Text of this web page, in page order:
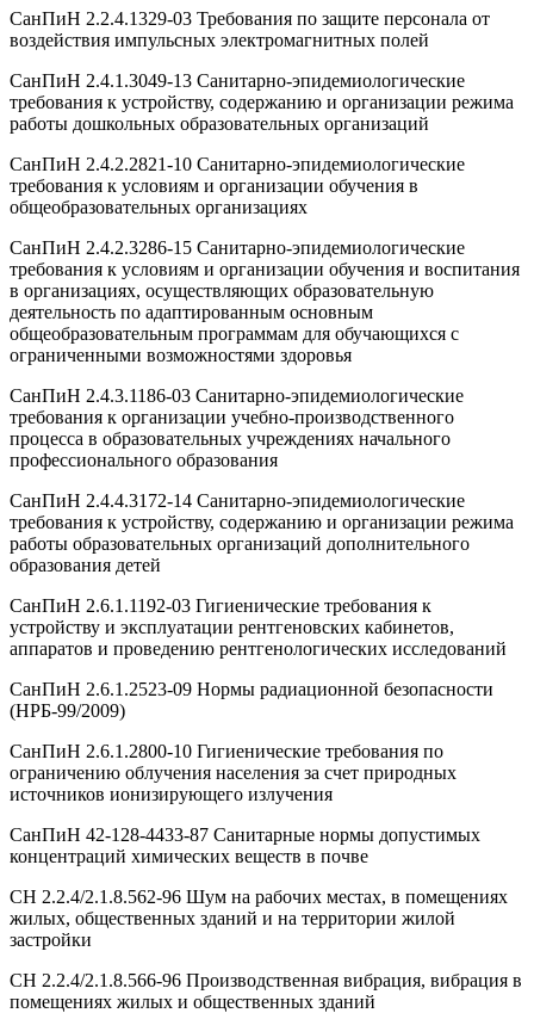
СанПиН 2.2.4.1329-03 Требования по защите персонала от
воздействия импульсных электромагнитных полей
СанПиН 2.4.1.3049-13 Санитарно-эпидемиологические
требования к устройству, содержанию и организации режима
работы дошкольных образовательных организаций
СанПиН 2.4.2.2821-10 Санитарно-эпидемиологические
требования к условиям и организации обучения в
общеобразовательных организациях
СанПиН 2.4.2.3286-15 Санитарно-эпидемиологические
требования к условиям и организации обучения и воспитания
в организациях, осуществляющих образовательную
деятельность по адаптированным основным
общеобразовательным программам для обучающихся с
ограниченными возможностями здоровья
СанПиН 2.4.3.1186-03 Санитарно-эпидемиологические
требования к организации учебно-производственного
процесса в образовательных учреждениях начального
профессионального образования
СанПиН 2.4.4.3172-14 Санитарно-эпидемиологические
требования к устройству, содержанию и организации режима
работы образовательных организаций дополнительного
образования детей
СанПиН 2.6.1.1192-03 Гигиенические требования к
устройству и эксплуатации рентгеновских кабинетов,
аппаратов и проведению рентгенологических исследований
СанПиН 2.6.1.2523-09 Нормы радиационной безопасности
(НРБ-99/2009)
СанПиН 2.6.1.2800-10 Гигиенические требования по
ограничению облучения населения за счет природных
источников ионизирующего излучения
СанПиН 42-128-4433-87 Санитарные нормы допустимых
концентраций химических веществ в почве
СН 2.2.4/2.1.8.562-96 Шум на рабочих местах, в помещениях
жилых, общественных зданий и на территории жилой
застройки
СН 2.2.4/2.1.8.566-96 Производственная вибрация, вибрация в
помещениях жилых и общественных зданий